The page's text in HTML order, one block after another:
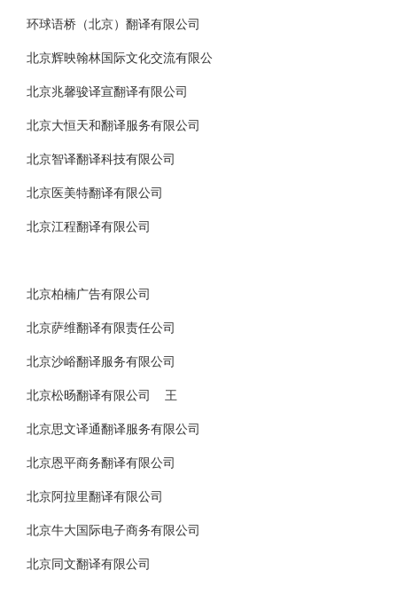
环球语桥（北京）翻译有限公司
北京辉映翰林国际文化交流有限公
北京兆馨骏译宣翻译有限公司
北京大恒天和翻译服务有限公司
北京智译翻译科技有限公司
北京医美特翻译有限公司
北京江程翻译有限公司
北京柏楠广告有限公司
北京萨维翻译有限责任公司
北京沙峪翻译服务有限公司
北京松旸翻译有限公司 王
北京思文译通翻译服务有限公司
北京恩平商务翻译有限公司
北京阿拉里翻译有限公司
北京牛大国际电子商务有限公司
北京同文翻译有限公司